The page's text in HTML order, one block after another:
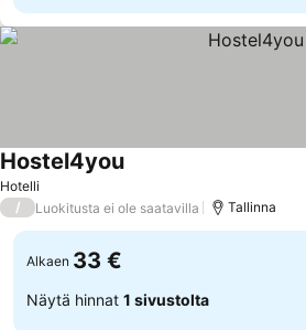
Hotelli
Hostel4you
/ Luokitusta ei ole saatavilla Tallinna
Alkaen 33 €
Näytä hinnat 1 sivustolta